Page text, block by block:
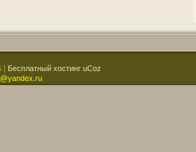
Бесплатный хостинг uCoz